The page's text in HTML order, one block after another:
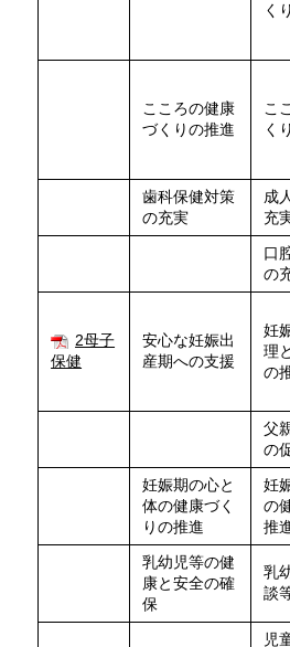
く
こころの健康
づくりの推進
こ
く
歯科保健対策
の充実
成
充
口
の
2母子
保健
安心な妊娠出
産期への支援
妊
理
の
父
の
妊娠期の心と
体の健康づく
りの推進
妊
の
推
乳幼児等の健
康と安全の確
保
乳
談
児